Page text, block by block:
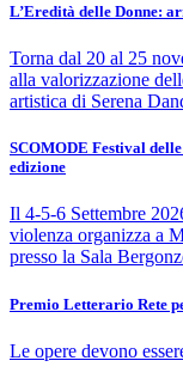
L’Eredità delle Donne:
Torna dal 20 al 25
alla valorizzazione
artistica di Serena
SCOMODE Festival
edizione
Il 4-5-6 Settembre
violenza organizza a
presso la Sala
Premio Letterario Rete
Le opere devono